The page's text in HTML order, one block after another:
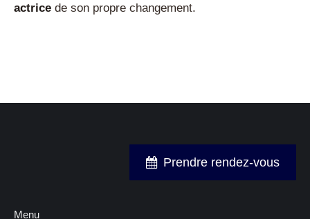
actrice de son propre changement.
Prendre rendez-vous
Menu